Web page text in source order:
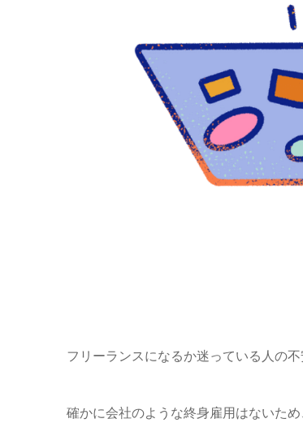
フリーランスになるか迷っている人の
確かに会社のような終身雇用はないた